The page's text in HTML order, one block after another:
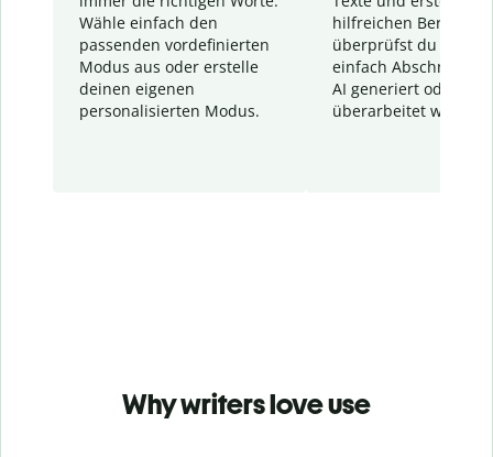
Wähle einfach den
passenden vordefinierten
Modus aus oder erstelle
deinen eigenen
personalisierten Modus.
hilfreichen Bericht.
überprüfst du
einfach Abschnitte,
AI generiert oder
überarbeitet wurden.
Why writers love use